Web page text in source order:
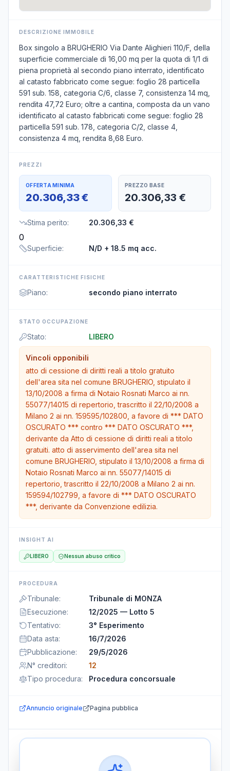
DESCRIZIONE IMMOBILE
Box singolo a BRUGHERIO Via Dante Alighieri 110/F, della
superficie commerciale di 16,00 mq per la quota di 1/1 di
piena proprietà al secondo piano interrato, identificato
al catasto fabbricato come segue: foglio 28 particella
591 sub. 158, categoria C/6, classe 7, consistenza 14 mq,
rendita 47,72 Euro; oltre a cantina, composta da un vano
identificato al catasto fabbricati come segue: foglio 28
particella 591 sub. 178, categoria C/2, classe 4,
consistenza 4 mq, rendita 8,68 Euro.
PREZZI
OFFERTA MINIMA
20.306,33 €
PREZZO BASE
20.306,33 €
Stima perito: 20.306,33 €
0
Superficie: N/D + 18.5 mq acc.
CARATTERISTICHE FISICHE
Piano: secondo piano interrato
STATO OCCUPAZIONE
Stato: LIBERO
Vincoli opponibili
atto di cessione di diritti reali a titolo gratuito
dell'area sita nel comune BRUGHERIO, stipulato il
13/10/2008 a firma di Notaio Rosnati Marco ai nn.
55077/14015 di repertorio, trascritto il 22/10/2008 a
Milano 2 ai nn. 159595/102800, a favore di *** DATO
OSCURATO *** contro *** DATO OSCURATO ***,
derivante da Atto di cessione di diritti reali a titolo
gratuiti. atto di asservimento dell'area sita nel
comune BRUGHERIO, stipulato il 13/10/2008 a firma di
Notaio Rosnati Marco ai nn. 55077/14015 di
repertorio, trascritto il 22/10/2008 a Milano 2 ai nn.
159594/102799, a favore di *** DATO OSCURATO
***, derivante da Convenzione edilizia.
INSIGHT AI
LIBERO Nessun abuso critico
PROCEDURA
Tribunale:
Tribunale di MONZA
Esecuzione:
12/2025 — Lotto 5
Tentativo:
3° Esperimento
Data asta:
16/7/2026
Pubblicazione:
29/5/2026
N° creditori:
12
Tipo procedura: Procedura concorsuale
Annuncio originale Pagina pubblica